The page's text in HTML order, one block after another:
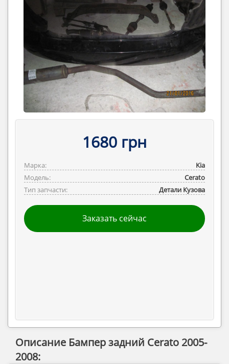
1680 грн
Марка:
Kia
Модель:
Cerato
Тип запчасти:
Детали Кузова
Заказать сейчас
Описание Бампер задний Cerato 2005-
2008: